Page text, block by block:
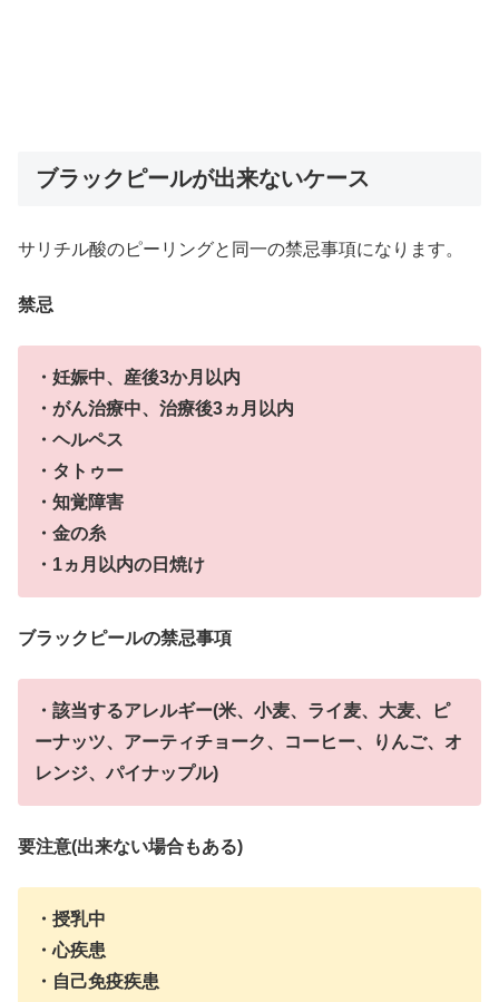
ブラックピールが出来ないケース
サリチル酸のピーリングと同一の禁忌事項になります。
禁忌
・妊娠中、産後3か月以内
・がん治療中、治療後3ヵ月以内
・ヘルペス
・タトゥー
・知覚障害
・金の糸
・1ヵ月以内の日焼け
ブラックピールの禁忌事項
・該当するアレルギー(米、小麦、ライ麦、大麦、ピ
ーナッツ、アーティチョーク、コーヒー、りんご、オ
レンジ、パイナップル)
要注意(出来ない場合もある)
・授乳中
・心疾患
・自己免疫疾患